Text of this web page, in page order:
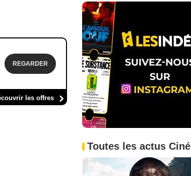
REGARDER
les offres
Toutes les actus Ciné